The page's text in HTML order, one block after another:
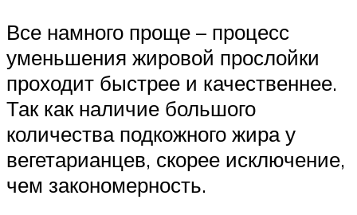
Все намного проще – процесс
уменьшения жировой прослойки
проходит быстрее и качественнее.
Так как наличие большого
количества подкожного жира у
вегетарианцев, скорее исключение,
чем закономерность.